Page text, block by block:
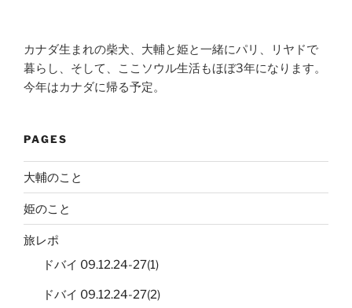
カナダ生まれの柴犬、大輔と姫と一緒にパリ、リヤドで
暮らし、そして、ここソウル生活もほぼ3年になります。
今年はカナダに帰る予定。
PAGES
大輔のこと
姫のこと
旅レポ
ドバイ 09.12.24-27(1)
ドバイ 09.12.24-27(2)